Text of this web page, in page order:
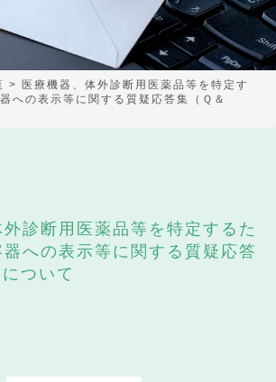
>
医療機器、体外診断用医薬品等を特定す
への表示等に関する質疑応答集（Ｑ＆
診断用医薬品等を特定するた
への表示等に関する質疑応答
ついて